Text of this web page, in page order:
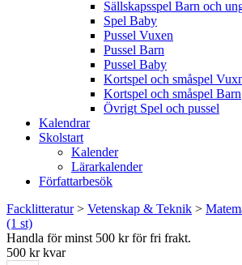
Sällskapsspel Barn och
Spel Baby
Pussel Vuxen
Pussel Barn
Pussel Baby
Kortspel och småspel
Kortspel och småspel Barn
Övrigt Spel och pussel
Kalendrar
Skolstart
Kalender
Lärarkalender
Författarbesök
Facklitteratur> Vetenskap & Teknik >
(1 st)
Handla för minst 500 kr för fri frakt.
500 kr kvar